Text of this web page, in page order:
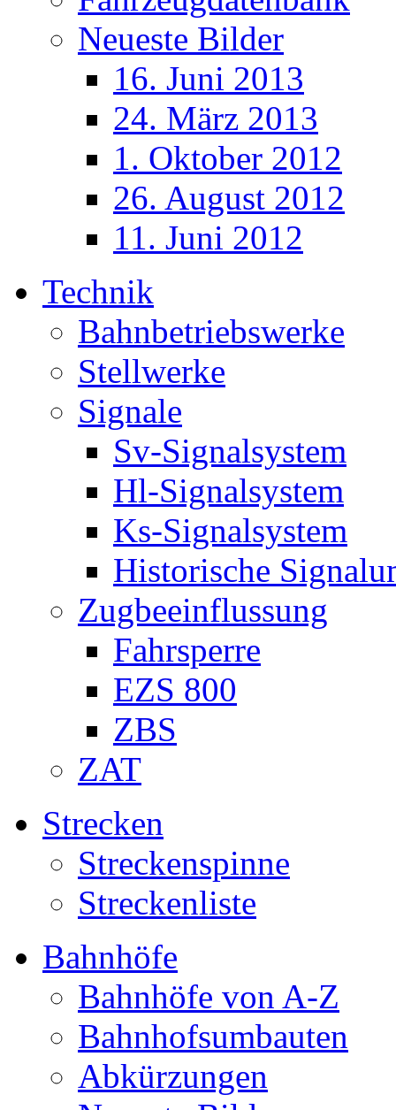
Neueste Bilder
16. Juni 2013
24. März 2013
1. Oktober 2012
26. August 2012
11. Juni 2012
Technik
Bahnbetriebswerke
Stellwerke
Signale
Sv-Signalsystem
Hl-Signalsystem
Ks-Signalsystem
Historische
Zugbeeinflussung
Fahrsperre
EZS 800
ZBS
ZAT
Strecken
Streckenspinne
Streckenliste
Bahnhöfe
Bahnhöfe von A-Z
Bahnhofsumbauten
Abkürzungen